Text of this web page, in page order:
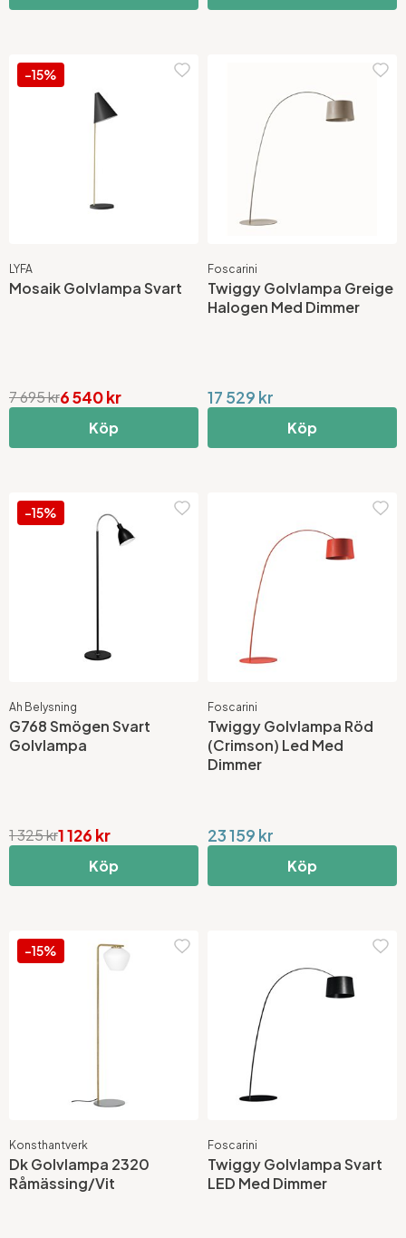
-15%
LYFA
Mosaik Golvlampa Svart
6 540 kr
7 695 kr
Köp
Foscarini
Twiggy Golvlampa Greige
Halogen Med Dimmer
17 529 kr
Köp
-15%
Ah Belysning
G768 Smögen Svart
Golvlampa
1 126 kr
1 325 kr
Köp
Foscarini
Twiggy Golvlampa Röd
(Crimson) Led Med
Dimmer
23 159 kr
Köp
-15%
Konsthantverk
Dk Golvlampa 2320
Råmässing/Vit
Foscarini
Twiggy Golvlampa Svart
LED Med Dimmer